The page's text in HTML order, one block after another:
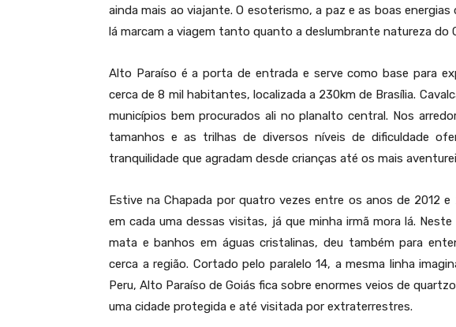
ainda mais ao viajante. O esoterismo, a paz e as boas
lá marcam a viagem tanto quanto a deslumbrante natureza do
Alto Paraíso é a porta de entrada e serve como base para
cerca de 8 mil habitantes, localizada a 230km de Brasília.
municípios bem procurados ali no planalto central. Nos
tamanhos e as trilhas de diversos níveis de dificuldade
tranquilidade que agradam desde crianças até os mais
Estive na Chapada por quatro vezes entre os anos de 2012
em cada uma dessas visitas, já que minha irmã mora lá.
mata e banhos em águas cristalinas, deu também para
cerca a região. Cortado pelo paralelo 14, a mesma linha
Peru, Alto Paraíso de Goiás fica sobre enormes veios de
uma cidade protegida e até visitada por extraterrestres.